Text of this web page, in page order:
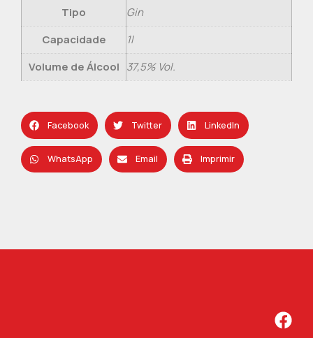
Tipo
Gin
Capacidade
1l
Volume de Álcool 37,5% Vol.
Facebook Twitter LinkedIn
WhatsApp Email Imprimir